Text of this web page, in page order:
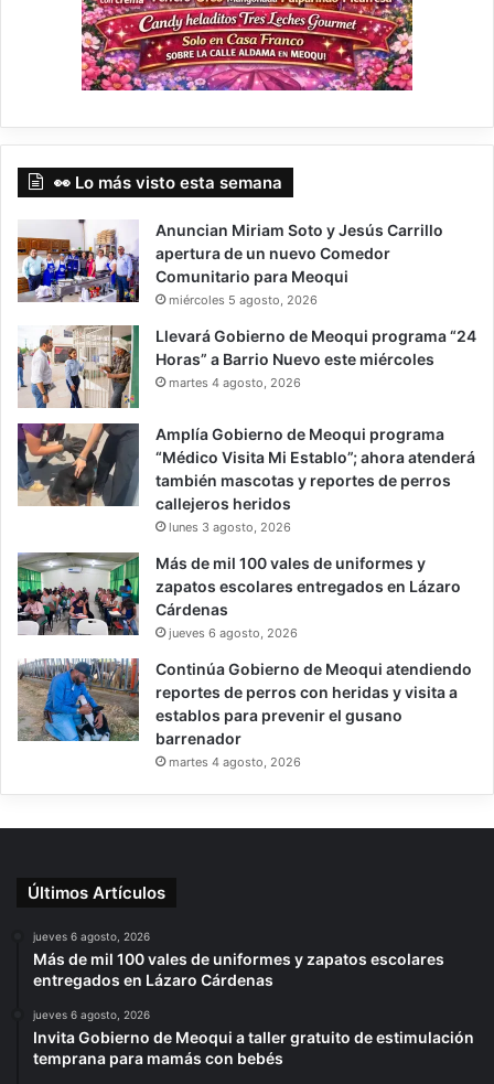
👀 Lo más visto esta semana
Anuncian Miriam Soto y Jesús Carrillo
apertura de un nuevo Comedor
Comunitario para Meoqui
miércoles 5 agosto, 2026
Llevará Gobierno de Meoqui programa “24
Horas” a Barrio Nuevo este miércoles
martes 4 agosto, 2026
Amplía Gobierno de Meoqui programa
“Médico Visita Mi Establo”; ahora atenderá
también mascotas y reportes de perros
callejeros heridos
lunes 3 agosto, 2026
Más de mil 100 vales de uniformes y
zapatos escolares entregados en Lázaro
Cárdenas
jueves 6 agosto, 2026
Continúa Gobierno de Meoqui atendiendo
reportes de perros con heridas y visita a
establos para prevenir el gusano
barrenador
martes 4 agosto, 2026
Últimos Artículos
jueves 6 agosto, 2026
Más de mil 100 vales de uniformes y zapatos escolares
entregados en Lázaro Cárdenas
jueves 6 agosto, 2026
Invita Gobierno de Meoqui a taller gratuito de estimulación
temprana para mamás con bebés